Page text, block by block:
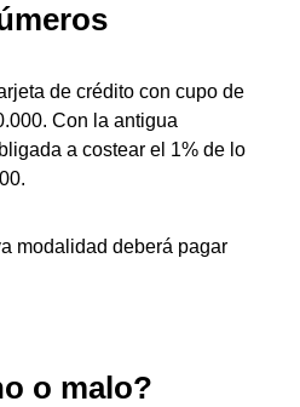
de crédito con cupo de
Con la antigua
a costear el 1% de lo
modalidad deberá pagar
o malo?